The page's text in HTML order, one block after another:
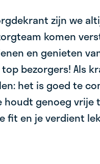
zijn we
komen
en genieten
bezorgers! Als
het is goed te
houdt genoeg vrije
fit en je verdient